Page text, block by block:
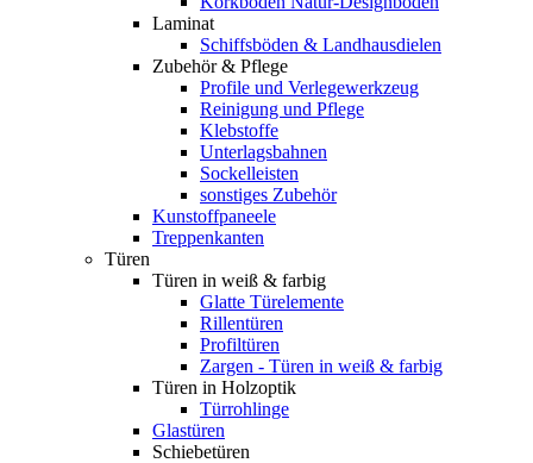
Laminat
Schiffsböden & Landhausdielen
Zubehör & Pflege
Profile und Verlegewerkzeug
Reinigung und Pflege
Klebstoffe
Unterlagsbahnen
Sockelleisten
sonstiges Zubehör
Kunstoffpaneele
Treppenkanten
Türen
Türen in weiß & farbig
Glatte Türelemente
Rillentüren
Profiltüren
Zargen - Türen in weiß & farbig
Türen in Holzoptik
Türrohlinge
Glastüren
Schiebetüren